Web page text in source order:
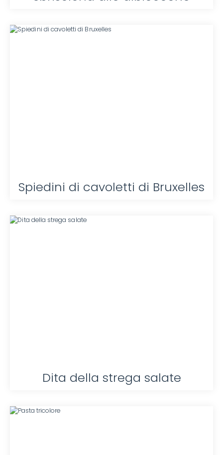
Spiedini di cavoletti di Bruxelles
Dita della strega salate